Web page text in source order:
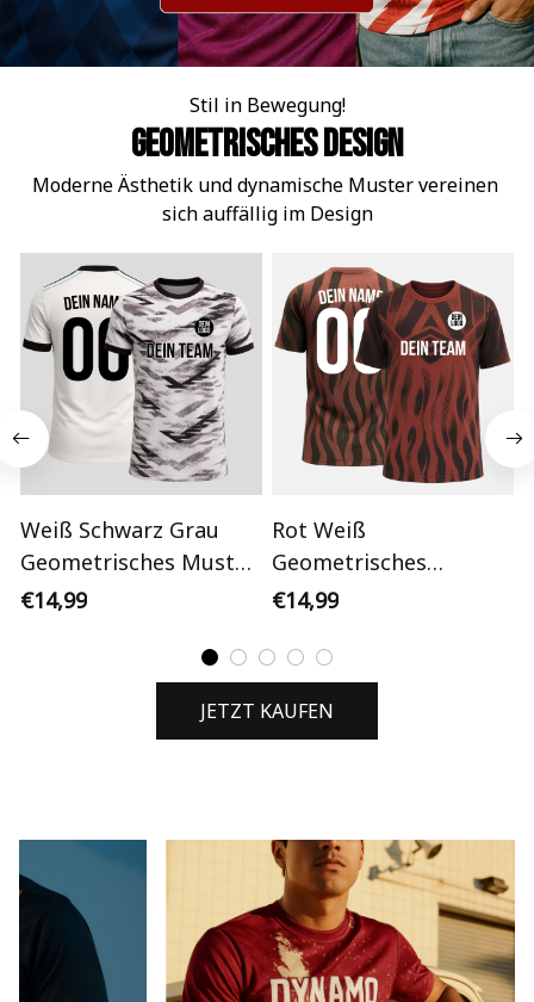
Stil in Bewegung!
Geometrisches Design
Moderne Ästhetik und dynamische Muster vereinen
sich auffällig im Design
Weiß Schwarz Grau
Geometrisches Muster
Personalisiertes
€14,99
Rot Weiß
Geometrisches
Götterauge Muster
Fußballtrikot
€14,99
JETZT KAUFEN